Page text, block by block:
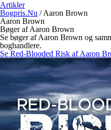
Artikler
Bogpris.Nu /Aaron Brown
Aaron Brown
Bøger af Aaron Brown
Se bøger af Aaron Brown og
boghandlere.
Se Red-Blooded Risk af Aaron